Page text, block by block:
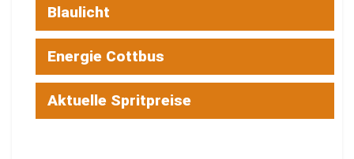
Blaulicht
Energie Cottbus
Aktuelle Spritpreise